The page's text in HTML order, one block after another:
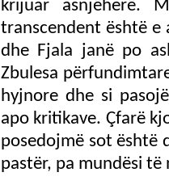
krijuar asnjëherë.
transcendent është e
dhe Fjala janë po
Zbulesa
hyjnore dhe si
apo kritikave. Çfarë
posedojmë sot është
pastër, pa mundësi